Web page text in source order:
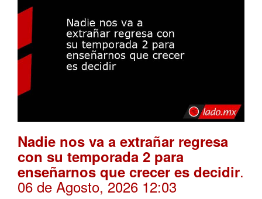
Nadie nos va a extrañar regresa
con su temporada 2 para
enseñarnos que crecer es decidir.
06 de Agosto, 2026 12:03